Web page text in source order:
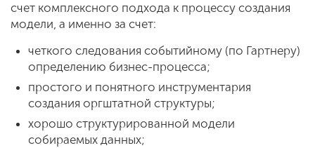
счет комплексного подхода к процессу создания
модели, а именно за счет:
четкого следования событийному (по Гартнеру)
определению бизнес-процесса;
простого и понятного инструментария
создания оргштатной структуры;
хорошо структурированной модели
собираемых данных;